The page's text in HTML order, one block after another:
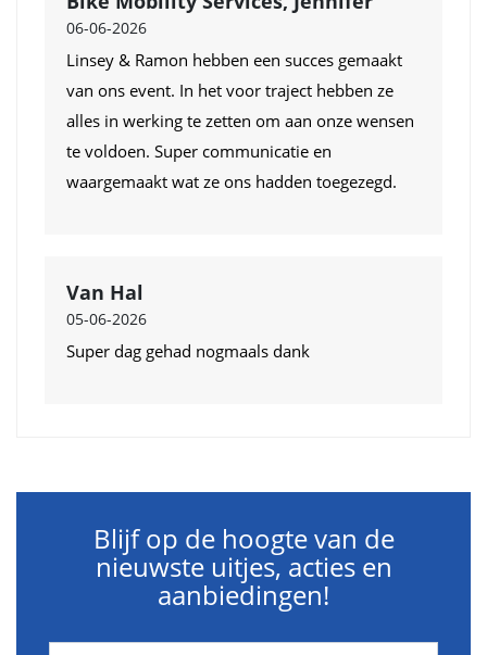
06-06-2026
Linsey & Ramon hebben een succes gemaakt
van ons event. In het voor traject hebben ze
alles in werking te zetten om aan onze wensen
te voldoen. Super communicatie en
waargemaakt wat ze ons hadden toegezegd.
Van Hal
05-06-2026
Super dag gehad nogmaals dank
Blijf op de hoogte van de
nieuwste uitjes, acties en
aanbiedingen!